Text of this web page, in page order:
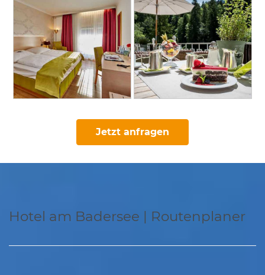
Jetzt anfragen
Hotel am Badersee | Routenplaner